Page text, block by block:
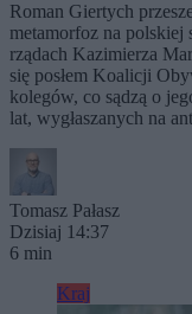
Roman Giertych
metamorfoz na polskiej
rządach Kazimierza
się posłem Koalicji
kolegów, co sądzą o
lat, wygłaszanych na
Tomasz Pałasz
Dzisiaj 14:37
6 min
Kraj